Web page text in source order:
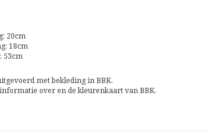
20cm
18cm
53cm
met bekleding in BBK.
over en de kleurenkaart van BBK.